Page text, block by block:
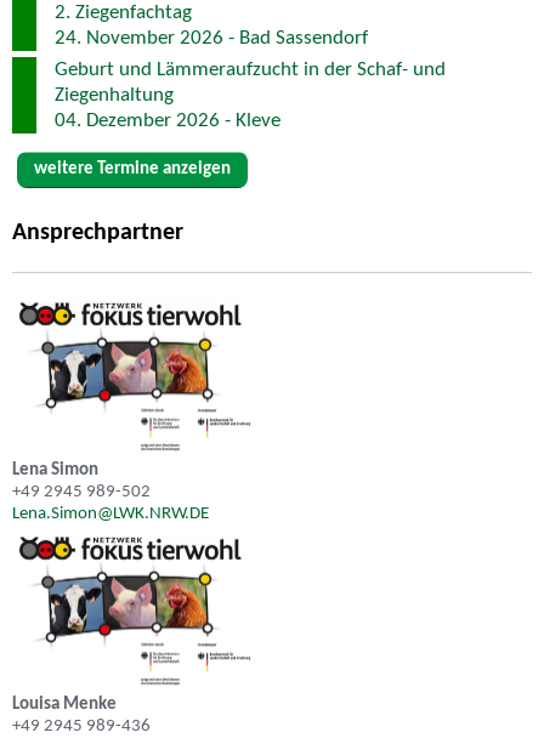
2. Ziegenfachtag
24. November 2026 - Bad Sassendorf
Geburt und Lämmeraufzucht in der Schaf- und
Ziegenhaltung
04. Dezember 2026 - Kleve
weitere Termine anzeigen
Ansprechpartner
Lena Simon
+49 2945 989-502
Lena.Simon@LWK.NRW.DE
Louisa Menke
+49 2945 989-436